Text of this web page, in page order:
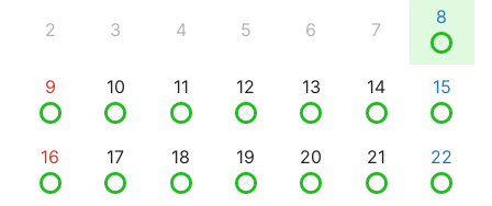
2 3 4 5 6 7
8
9 10 11 12 13 14 15
16 17 18 19 20 21 22